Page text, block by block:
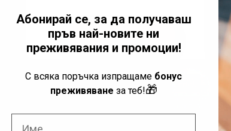
КУПИ
Абонирай се, за да получаваш
пръв най-новите ни
преживявания и промоции!
С всяка поръчка изпращаме бонус
преживяване за теб!🎁